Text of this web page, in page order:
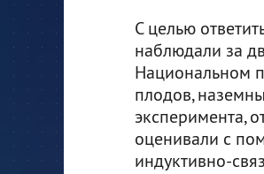
С целью
наблюдали за
Национальном
плодов,
эксперимента,
оценивали с
индуктивно-